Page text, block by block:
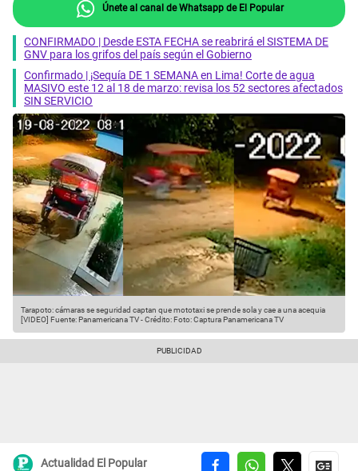
Únete al canal de Whatsapp de El Popular
CONFIRMADO | Desde ESTA FECHA se reabrirá el SISTEMA DE
GNV para los grifos del país según el Gobierno
Confirmado | ¡Sequía DE 1 SEMANA en Lima! Corte de agua
MASIVO este 12 al 18 de marzo: revisa los 52 sectores afectados
SIN SERVICIO
Tarapoto: cámaras se seguridad captan que mototaxi se prende sola y cae a una acequia
[VIDEO] Fuente: Panamericana TV-Crédito: Foto: Captura Panamericana TV
Actualidad El Popular